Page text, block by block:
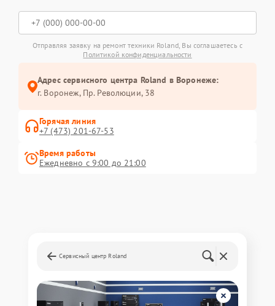
Отправляя заявку на ремонт техники Roland, Вы соглашаетесь с
Политикой конфиденциальности
Адрес сервисного центра Roland в Воронеже:
г. Воронеж, Пр. Революции, 38
Горячая линия
+7 (473) 201-67-53
Время работы
Ежедневно с 9:00 до 21:00
Сервисный центр Roland